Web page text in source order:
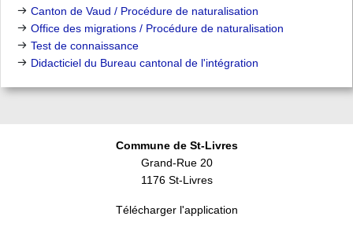
Canton de Vaud / Procédure de naturalisation
Office des migrations / Procédure de naturalisation
Test de connaissance
Didacticiel du Bureau cantonal de l'intégration
Commune de St-Livres
Grand-Rue 20
1176 St-Livres
Télécharger l'application